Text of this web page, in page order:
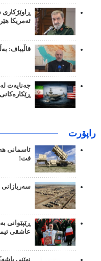
ڕاوێژکاری
ئەمریکا
قاڵیباف:
جەنایەت
راپۆرت
ئاسمانی
فت!
سەربازانی
ڕێپێوانی
عاشقی